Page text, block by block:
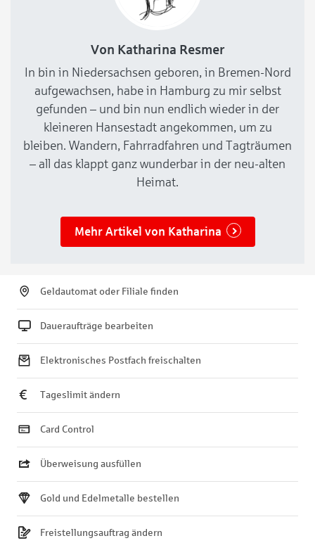
Von Katharina Resmer
In bin in Niedersachsen geboren, in Bremen-Nord
aufgewachsen, habe in Hamburg zu mir selbst
gefunden – und bin nun endlich wieder in der
kleineren Hansestadt angekommen, um zu
bleiben. Wandern, Fahrradfahren und Tagträumen
– all das klappt ganz wunderbar in der neu-alten
Heimat.
Mehr Artikel von Katharina
Geldautomat oder Filiale finden
Daueraufträge bearbeiten
Elektronisches Postfach freischalten
Tageslimit ändern
Card Control
Überweisung ausfüllen
Gold und Edelmetalle bestellen
Freistellungsauftrag ändern